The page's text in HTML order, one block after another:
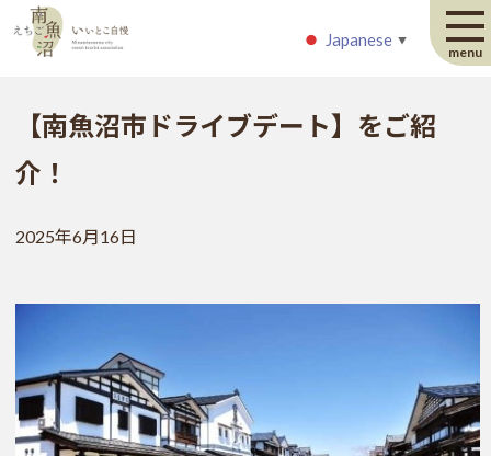
Japanese ▼
Japanese ▼
menu
【南魚沼市ドライブデート】をご紹
介！
2025年6月16日